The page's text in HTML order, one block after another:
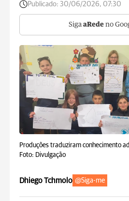
Publicado: 30/06/2026, 07:30
Siga aRede no
Produções traduziram conhecimento
Foto: Divulgação
Dhiego Tchmolo @Siga-me